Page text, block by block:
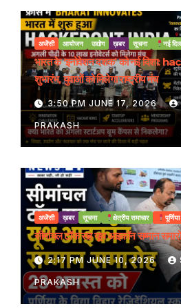
अजेंसी आयोजन उद्योग ख़बर सूचना नई
भारत के ‘इनोवेशन दशक’ को नई दिशा:
शुभारंभ, युवाओं को मिलेगा राष्ट्रीय मंच
3:50 PM JUNE 17, 2026
PRAKASH
अजेंसी ख़बर सूचना क्षेत्रीय समाचार पूर्णिया
सीमांचल टॉक सह यूथ आइकॉन सम्मान
2:17 PM JUNE 10, 2026
PRAKASH